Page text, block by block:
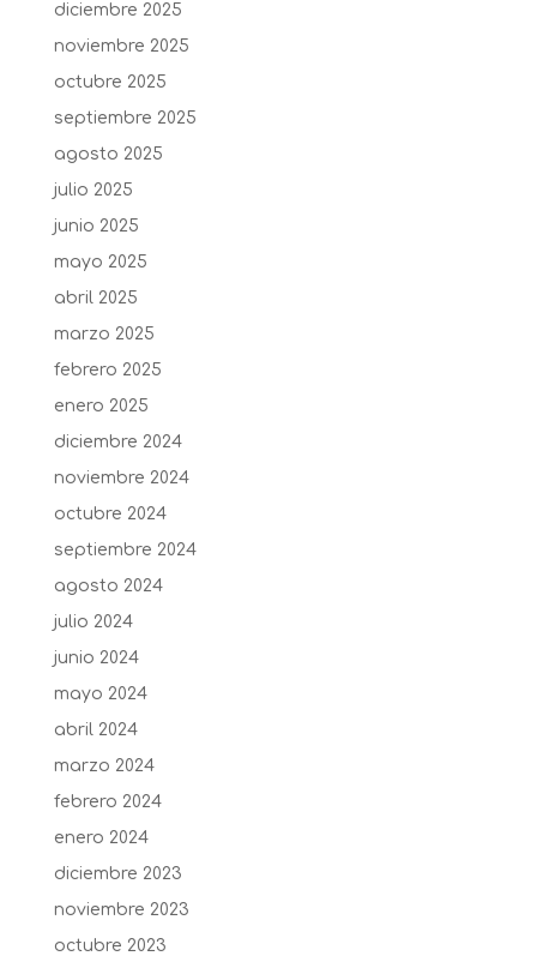
diciembre 2025
noviembre 2025
octubre 2025
septiembre 2025
agosto 2025
julio 2025
junio 2025
mayo 2025
abril 2025
marzo 2025
febrero 2025
enero 2025
diciembre 2024
noviembre 2024
octubre 2024
septiembre 2024
agosto 2024
julio 2024
junio 2024
mayo 2024
abril 2024
marzo 2024
febrero 2024
enero 2024
diciembre 2023
noviembre 2023
octubre 2023